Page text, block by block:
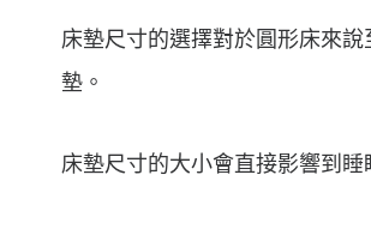
床墊尺寸的選擇對於圓形床來
墊。
床墊尺寸的大小會直接影響到